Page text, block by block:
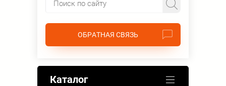
ОБРАТНАЯ СВЯЗЬ
Каталог